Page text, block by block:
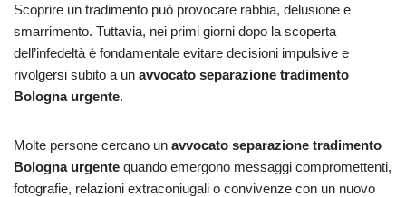
Scoprire un tradimento può provocare rabbia, delusione e
smarrimento. Tuttavia, nei primi giorni dopo la scoperta
dell’infedeltà è fondamentale evitare decisioni impulsive e
rivolgersi subito a un avvocato separazione tradimento
Bologna urgente.
Molte persone cercano un avvocato separazione tradimento
Bologna urgente quando emergono messaggi compromettenti,
fotografie, relazioni extraconiugali o convivenze con un nuovo